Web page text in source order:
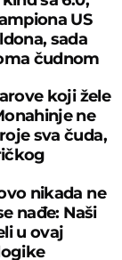
US
sada
čudnom
koji žele
ne
sva čuda,
nikada ne
nađe: Naši
u ovaj